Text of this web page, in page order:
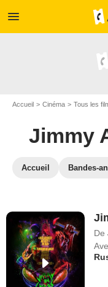
menu
Accueil Cinéma Tous les
Jimmy
Accueil Bandes-
De